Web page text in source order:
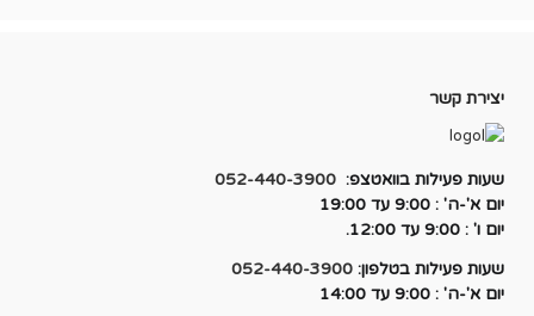
יצירת קשר
שעות פעילות בוואטצפ: 052-440-3900
יום א'-ה' : 9:00 עד 19:00
יום ו' : 9:00 עד 12:00.
שעות פעילות בטלפון: 052-440-3900
יום א'-ה' : 9:00 עד 14:00